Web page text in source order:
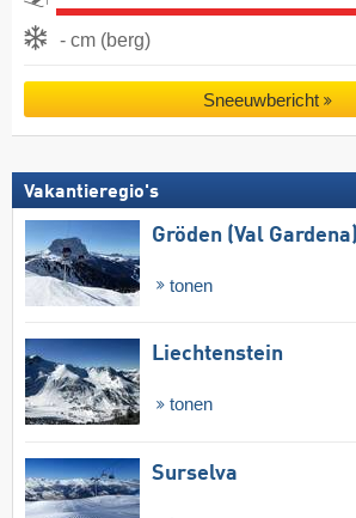
- cm (berg)
Sneeuwbericht
Vakantieregio's
Gröden (Val Gardena)
tonen
Liechtenstein
tonen
Surselva